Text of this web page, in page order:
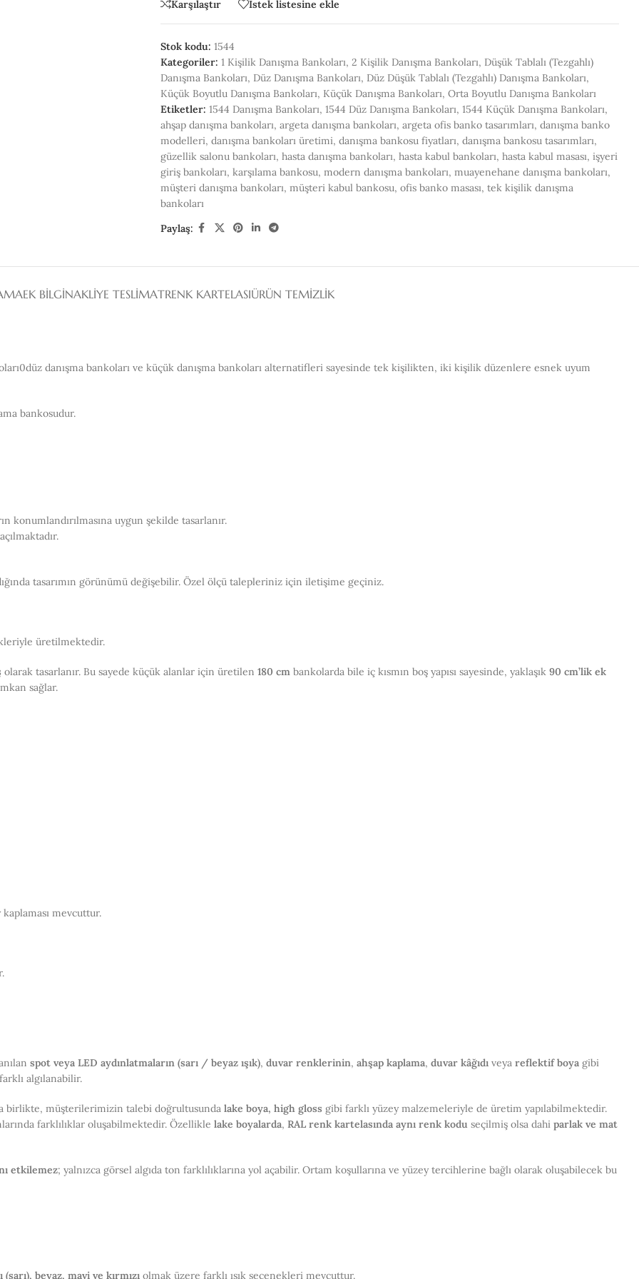
MASA TIPI BANKOLAR
DANIŞMA BANKOLARI
ÖN VITRIN / RAFLI
BANKOLAR DANIŞMA
BANKOLARI
V KASA TIPI BANKOLAR
DANIŞMA BANKOLARI
YÜKSEK
BANKOLARI
Karşılaştır İstek listesine ekle
Stok kodu: 1544
Kategoriler: 1 Kişilik Danışma Bankoları, 2 Kişilik Danışma Bankoları, Düşük Tablalı (Tezgahlı)
Danışma Bankoları, Düz Danışma Bankoları, Düz Düşük Tablalı (Tezgahlı) Danışma Bankoları,
Küçük Boyutlu Danışma Bankoları, Küçük Danışma Bankoları, Orta Boyutlu Danışma Bankoları
Etiketler: 1544 Danışma Bankoları, 1544 Düz Danışma Bankoları, 1544 Küçük Danışma Bankoları,
ahşap danışma bankoları, argeta danışma bankoları, argeta ofis banko tasarımları, danışma banko
modelleri, danışma bankoları üretimi, danışma bankosu fiyatları, danışma bankosu tasarımları,
güzellik salonu bankoları, hasta danışma bankoları, hasta kabul bankoları, hasta kabul masası, işyeri
giriş bankoları, karşılama bankosu, modern danışma bankoları, muayenehane danışma bankoları,
müşteri danışma bankoları, müşteri kabul bankosu, ofis banko masası, tek kişilik danışma
bankoları
Paylaş:
EK BILGINAKLİYE TESLİMATRENK KARTELASIÜRÜN TEMİZLİK
danışma bankoları ve küçük danışma bankoları alternatifleri sayesinde tek kişilikten, iki kişilik düzenlere esnek uyum
bankosudur.
konumlandırılmasına uygun şekilde tasarlanır.
tasarımın görünümü değişebilir. Özel ölçü talepleriniz için iletişime geçiniz.
üretilmektedir.
olarak tasarlanır. Bu sayede küçük alanlar için üretilen 180 cm bankolarda bile iç kısmın boş yapısı sayesinde, yaklaşık 90 cm’lik ek
sağlar.
mevcuttur.
spot veya LED aydınlatmaların (sarı / beyaz ışık), duvar renklerinin, ahşap kaplama, duvar kâğıdı veya reflektif boya gibi
algılanabilir.
birlikte, müşterilerimizin talebi doğrultusunda lake boya, high gloss gibi farklı yüzey malzemeleriyle de üretim yapılabilmektedir.
farklılıklar oluşabilmektedir. Özellikle lake boyalarda, RAL renk kartelasında aynı renk kodu seçilmiş olsa dahi parlak ve mat
etkilemez; yalnızca görsel algıda ton farklılıklarına yol açabilir. Ortam koşullarına ve yüzey tercihlerine bağlı olarak oluşabilecek bu
(sarı), beyaz, mavi ve kırmızı olmak üzere farklı ışık seçenekleri mevcuttur.